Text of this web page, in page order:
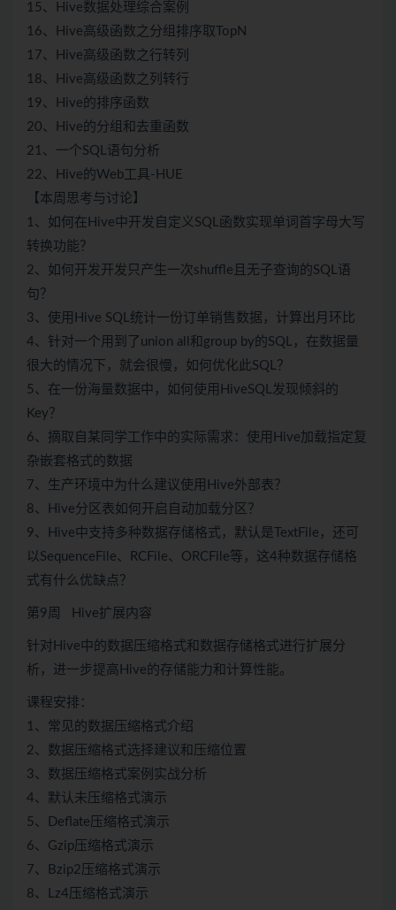
15、Hive数据处理综合案例
16、Hive高级函数之分组排序取TopN
17、Hive高级函数之行转列
18、Hive高级函数之列转行
19、Hive的排序函数
20、Hive的分组和去重函数
21、一个SQL语句分析
22、Hive的Web工具-HUE
【本周思考与讨论】
1、如何在Hive中开发自定义SQL函数实现单词首字母大写
转换功能？
2、如何开发开发只产生一次shuffle且无子查询的SQL语
句？
3、使用Hive SQL统计一份订单销售数据，计算出月环比
4、针对一个用到了union all和group by的SQL，在数据量
很大的情况下，就会很慢，如何优化此SQL？
5、在一份海量数据中，如何使用HiveSQL发现倾斜的
Key？
6、摘取自某同学工作中的实际需求：使用Hive加载指定复
杂嵌套格式的数据
7、生产环境中为什么建议使用Hive外部表？
8、Hive分区表如何开启自动加载分区？
9、Hive中支持多种数据存储格式，默认是TextFile，还可
以SequenceFile、RCFile、ORCFile等，这4种数据存储格
式有什么优缺点？
第9周 Hive扩展内容
针对Hive中的数据压缩格式和数据存储格式进行扩展分
析，进一步提高Hive的存储能力和计算性能。
课程安排：
1、常见的数据压缩格式介绍
2、数据压缩格式选择建议和压缩位置
3、数据压缩格式案例实战分析
4、默认未压缩格式演示
5、Deflate压缩格式演示
6、Gzip压缩格式演示
7、Bzip2压缩格式演示
8、Lz4压缩格式演示